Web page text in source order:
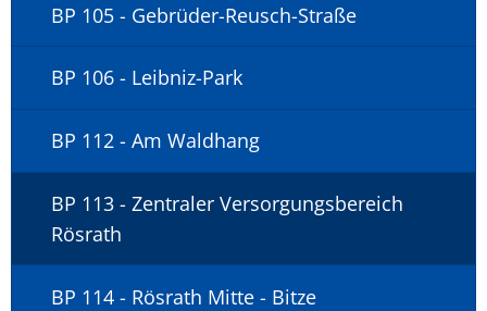
BP 105 - Gebrüder-Reusch-Straße
BP 106 - Leibniz-Park
BP 112 - Am Waldhang
BP 113 - Zentraler Versorgungsbereich
Rösrath
BP 114 - Rösrath Mitte - Bitze